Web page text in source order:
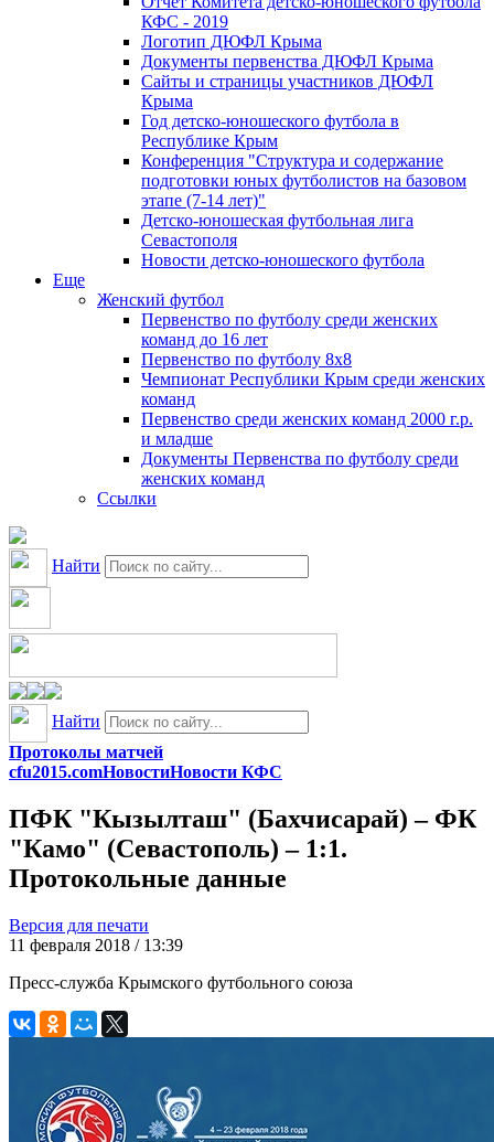
КФС - 2019
Логотип ДЮФЛ Крыма
Документы первенства ДЮФЛ Крыма
Сайты и страницы участников ДЮФЛ
Крыма
Год детско-юношеского футбола в
Республике Крым
Конференция "Структура и содержание
подготовки юных футболистов на базовом
этапе (7-14 лет)"
Детско-юношеская футбольная лига
Севастополя
Новости детско-юношеского футбола
Еще
Женский футбол
Первенство по футболу среди женских
команд до 16 лет
Первенство по футболу 8х8
Чемпионат Республики Крым среди женских
команд
Первенство среди женских команд 2000 г.р.
и младше
Документы Первенства по футболу среди
женских команд
Ссылки
Найти
Найти
Протоколы матчей
cfu2015.comНовостиНовости КФС
ПФК "Кызылташ" (Бахчисарай) – ФК
"Камо" (Севастополь) – 1:1.
Протокольные данные
Версия для печати
11 февраля 2018 / 13:39
Пресс-служба Крымского футбольного союза